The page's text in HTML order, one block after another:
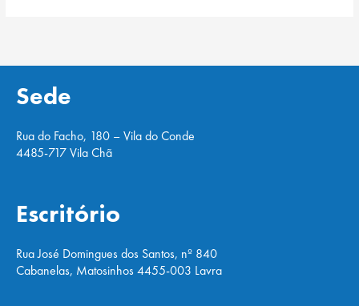
Sede
Rua do Facho, 180 – Vila do Conde
4485-717 Vila Chã
Escritório
Rua José Domingues dos Santos, nº 840
Cabanelas, Matosinhos 4455-003 Lavra